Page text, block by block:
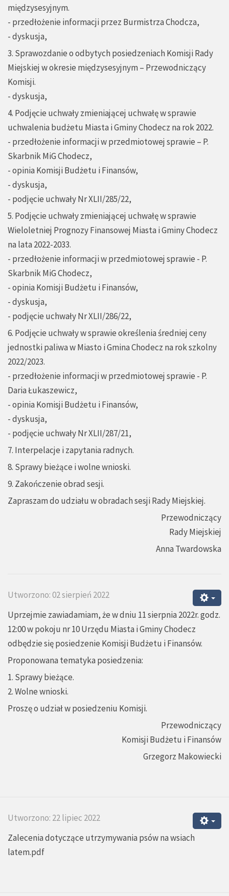
międzysesyjnym.
- przedłożenie informacji przez Burmistrza Chodcza,
- dyskusja,
3. Sprawozdanie o odbytych posiedzeniach Komisji Rady
Miejskiej w okresie międzysesyjnym – Przewodniczący
Komisji.
- dyskusja,
4. Podjęcie uchwały zmieniającej uchwałę w sprawie
uchwalenia budżetu Miasta i Gminy Chodecz na rok 2022.
- przedłożenie informacji w przedmiotowej sprawie – P.
Skarbnik MiG Chodecz,
- opinia Komisji Budżetu i Finansów,
- dyskusja,
- podjęcie uchwały Nr XLII/285/22,
5. Podjęcie uchwały zmieniającej uchwałę w sprawie
Wieloletniej Prognozy Finansowej Miasta i Gminy Chodecz
na lata 2022-2033.
- przedłożenie informacji w przedmiotowej sprawie - P.
Skarbnik MiG Chodecz,
- opinia Komisji Budżetu i Finansów,
- dyskusja,
- podjęcie uchwały Nr XLII/286/22,
6. Podjęcie uchwały w sprawie określenia średniej ceny
jednostki paliwa w Miasto i Gmina Chodecz na rok szkolny
2022/2023.
- przedłożenie informacji w przedmiotowej sprawie - P.
Daria Łukaszewicz,
- opinia Komisji Budżetu i Finansów,
- dyskusja,
- podjęcie uchwały Nr XLII/287/21,
7. Interpelacje i zapytania radnych.
8. Sprawy bieżące i wolne wnioski.
9. Zakończenie obrad sesji.
Zapraszam do udziału w obradach sesji Rady Miejskiej.
Przewodniczący
Rady Miejskiej
Anna Twardowska
Utworzono: 02 sierpień 2022
Uprzejmie zawiadamiam, że w dniu 11 sierpnia 2022r. godz.
12:00 w pokoju nr 10 Urzędu Miasta i Gminy Chodecz
odbędzie się posiedzenie Komisji Budżetu i Finansów.
Proponowana tematyka posiedzenia:
1. Sprawy bieżące.
2. Wolne wnioski.
Proszę o udział w posiedzeniu Komisji.
Przewodniczący
Komisji Budżetu i Finansów
Grzegorz Makowiecki
Utworzono: 22 lipiec 2022
Zalecenia dotyczące utrzymywania psów na wsiach
latem.pdf